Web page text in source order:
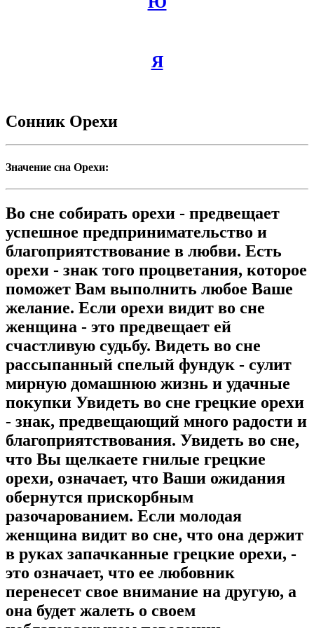
Я
Сонник Орехи
Значение сна Орехи:
Во сне собирать орехи - предвещает
успешное предпринимательство и
благоприятствование в любви. Есть
орехи - знак того процветания, которое
поможет Вам выполнить любое Ваше
желание. Если орехи видит во сне
женщина - это предвещает ей
счастливую судьбу. Видеть во сне
рассыпанный спелый фундук - сулит
мирную домашнюю жизнь и удачные
покупки Увидеть во сне грецкие орехи
- знак, предвещающий много радости и
благоприятствования. Увидеть во сне,
что Вы щелкаете гнилые грецкие
орехи, означает, что Ваши ожидания
обернутся прискорбным
разочарованием. Если молодая
женщина видит во сне, что она держит
в руках запачканные грецкие орехи, -
это означает, что ее любовник
перенесет свое внимание на другую, а
она будет жалеть о своем